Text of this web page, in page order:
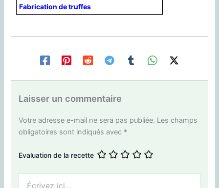
Fabrication de truffes
Laisser un commentaire
Votre adresse e-mail ne sera pas publiée. Les champs
obligatoires sont indiqués avec *
Evaluation de la recette